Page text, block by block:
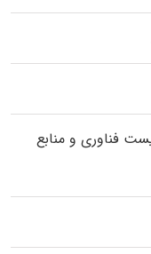
فناوری و منابع